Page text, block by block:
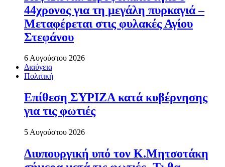
44χρονος για τη μεγάλη πυρκαγιά –
Μεταφέρεται στις φυλακές Αγίου
Στεφάνου
6 Αυγούστου 2026
Διαύγεια
Πολιτική
Επίθεση ΣΥΡΙΖΑ κατά κυβέρνησης
για τις φωτιές
5 Αυγούστου 2026
Διυπουργική υπό τον Κ.Μητσοτάκη